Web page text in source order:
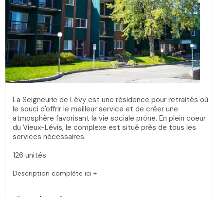
La Seigneurie de Lévy est une résidence pour retraités où
le souci d'offrir le meilleur service et de créer une
atmosphère favorisant la vie sociale prône. En plein coeur
du Vieux-Lévis, le complexe est situé près de tous les
services nécessaires.
126 unités
Description complète ici +